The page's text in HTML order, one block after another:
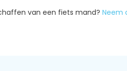
van een fiets mand? Neem